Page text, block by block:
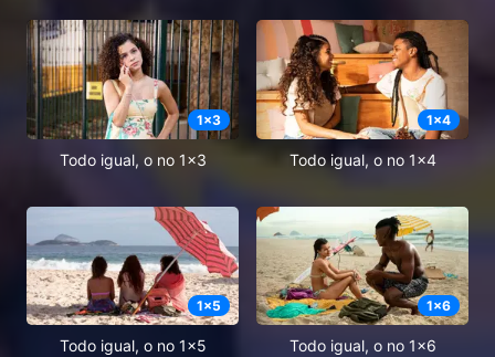
1x3
Todo igual, o no 1x3
1x4
Todo igual, o no 1x4
1x5
Todo igual, o no 1x5
1x6
Todo igual, o no 1x6